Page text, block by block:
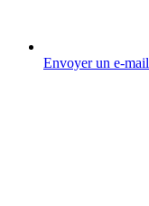
Envoyer un e-mail